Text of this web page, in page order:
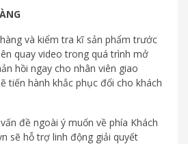
và kiểm tra kĩ sản phẩm trước
quay video trong quá trình mở
hồi ngay cho nhân viên giao
tiến hành khắc phục đổi cho khách
đề ngoài ý muốn về phía Khách
sẽ hỗ trợ linh động giải quyết